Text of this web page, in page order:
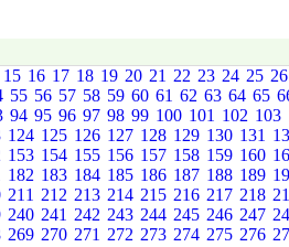
15 16 17 18 19 20 21 22 23 24 25 26
55 56 57 58 59 60 61 62 63 64 65
94 95 96 97 98 99 100 101 102 103
124 125 126 127 128 129 130 131
153 154 155 156 157 158 159 160
182 183 184 185 186 187 188 189
211 212 213 214 215 216 217 218
240 241 242 243 244 245 246 247
269 270 271 272 273 274 275 276